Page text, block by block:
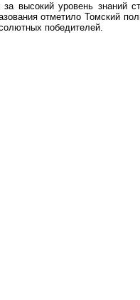
высокий уровень знаний
отметило Томский
победителей.